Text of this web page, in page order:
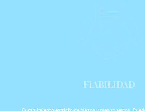
FIABILIDAD
Cumplimiento estricto de plazos y presupuestos.